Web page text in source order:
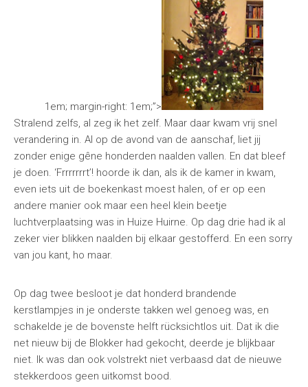
1em; margin-right: 1em;”>
Stralend zelfs, al zeg ik het zelf. Maar daar kwam vrij snel
verandering in. Al op de avond van de aanschaf, liet jij
zonder enige gêne honderden naalden vallen. En dat bleef
je doen. ‘Frrrrrrrt’! hoorde ik dan, als ik de kamer in kwam,
even iets uit de boekenkast moest halen, of er op een
andere manier ook maar een heel klein beetje
luchtverplaatsing was in Huize Huirne. Op dag drie had ik al
zeker vier blikken naalden bij elkaar gestofferd. En een sorry
van jou kant, ho maar.
Op dag twee besloot je dat honderd brandende
kerstlampjes in je onderste takken wel genoeg was, en
schakelde je de bovenste helft rücksichtlos uit. Dat ik die
net nieuw bij de Blokker had gekocht, deerde je blijkbaar
niet. Ik was dan ook volstrekt niet verbaasd dat de nieuwe
stekkerdoos geen uitkomst bood.